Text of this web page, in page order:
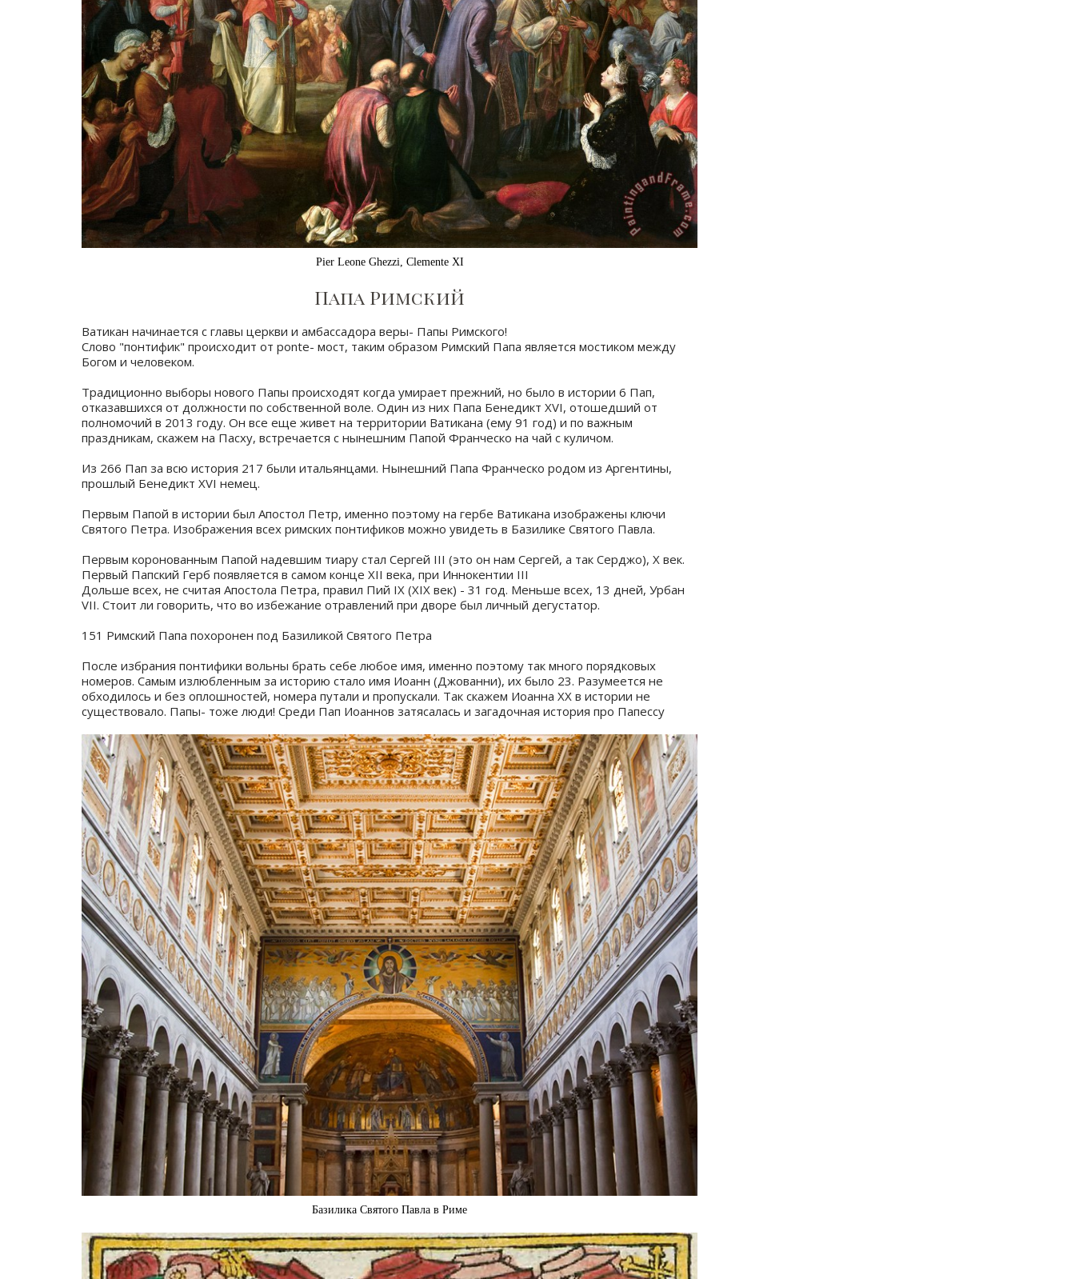
Pier Leone Ghezzi, Clemente XI
Папа Римский
Ватикан начинается с главы церкви и амбассадора веры- Папы Римского! ⠀
Слово "понтифик" происходит от ponte- мост, таким образом Римский Папа является мостиком между
Богом и человеком.
Традиционно выборы нового Папы происходят когда умирает прежний, но было в истории 6 Пап,
отказавшихся от должности по собственной воле. Один из них Папа Бенедикт XVI, отошедший от
полномочий в 2013 году. Он все еще живет на территории Ватикана (ему 91 год) и по важным
праздникам, скажем на Пасху, встречается с нынешним Папой Франческо на чай с куличом.
Из 266 Пап за всю история 217 были итальянцами. Нынешний Папа Франческо родом из Аргентины,
прошлый Бенедикт XVI немец.
Первым Папой в истории был Апостол Петр, именно поэтому на гербе Ватикана изображены ключи
Святого Петра. Изображения всех римских понтификов можно увидеть в Базилике Святого Павла.
Первым коронованным Папой надевшим тиару стал Сергей III (это он нам Сергей, а так Серджо), X век.
Первый Папский Герб появляется в самом конце XII века, при Иннокентии III
Дольше всех, не считая Апостола Петра, правил Пий IX (XIX век) - 31 год. Меньше всех, 13 дней, Урбан
VII. Стоит ли говорить, что во избежание отравлений при дворе был личный дегустатор.
151 Римский Папа похоронен под Базиликой Святого Петра
После избрания понтифики вольны брать себе любое имя, именно поэтому так много порядковых
номеров. Самым излюбленным за историю стало имя Иоанн (Джованни), их было 23. Разумеется не
обходилось и без оплошностей, номера путали и пропускали. Так скажем Иоанна XX в истории не
существовало. Папы- тоже люди! Среди Пап Иоаннов затясалась и загадочная история про Папессу
Базилика Святого Павла в Риме